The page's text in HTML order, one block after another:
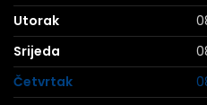
Utorak
Srijeda
Četvrtak